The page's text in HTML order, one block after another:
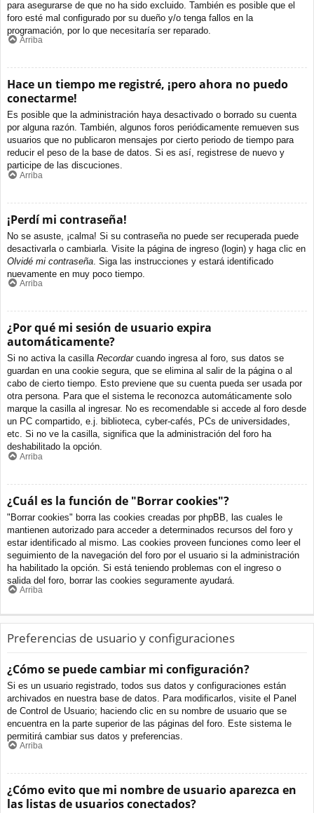
para asegurarse de que no ha sido excluido. También es posible que el
foro esté mal configurado por su dueño y/o tenga fallos en la
programación, por lo que necesitaría ser reparado.
Arriba
Hace un tiempo me registré, ¡pero ahora no puedo
conectarme!
Es posible que la administración haya desactivado o borrado su cuenta
por alguna razón. También, algunos foros periódicamente remueven sus
usuarios que no publicaron mensajes por cierto periodo de tiempo para
reducir el peso de la base de datos. Si es así, registrese de nuevo y
participe de las discuciones.
Arriba
¡Perdí mi contraseña!
No se asuste, ¡calma! Si su contraseña no puede ser recuperada puede
desactivarla o cambiarla. Visite la página de ingreso (login) y haga clic en
Olvidé mi contraseña . Siga las instrucciones y estará identificado
nuevamente en muy poco tiempo.
Arriba
¿Por qué mi sesión de usuario expira
automáticamente?
Si no activa la casilla Recordarcuando ingresa al foro, sus datos se
guardan en una cookie segura, que se elimina al salir de la página o al
cabo de cierto tiempo. Esto previene que su cuenta pueda ser usada por
otra persona. Para que el sistema le reconozca automáticamente solo
marque la casilla al ingresar. No es recomendable si accede al foro desde
un PC compartido, e.j. biblioteca, cyber-cafés, PCs de universidades,
etc. Si no ve la casilla, significa que la administración del foro ha
deshabilitado la opción.
Arriba
¿Cuál es la función de "Borrar cookies"?
"Borrar cookies" borra las cookies creadas por phpBB, las cuales le
mantienen autorizado para acceder a determinados recursos del foro y
estar identificado al mismo. Las cookies proveen funciones como leer el
seguimiento de la navegación del foro por el usuario si la administración
ha habilitado la opción. Si está teniendo problemas con el ingreso o
salida del foro, borrar las cookies seguramente ayudará.
Arriba
Preferencias de usuario y configuraciones
¿Cómo se puede cambiar mi configuración?
Si es un usuario registrado, todos sus datos y configuraciones están
archivados en nuestra base de datos. Para modificarlos, visite el Panel
de Control de Usuario; haciendo clic en su nombre de usuario que se
encuentra en la parte superior de las páginas del foro. Este sistema le
permitirá cambiar sus datos y preferencias.
Arriba
¿Cómo evito que mi nombre de usuario aparezca en
las listas de usuarios conectados?